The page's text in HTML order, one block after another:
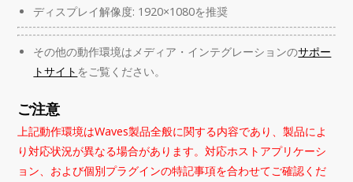
ディスプレイ解像度: 1920×1080を推奨
その他の動作環境はメディア・インテグレーションのサポー
トサイト をご覧ください。
ご注意
上記動作環境はWaves製品全般に関する内容であり、製品によ
り対応状況が異なる場合があります。対応ホストアプリケーシ
ョン、および個別プラグインの特記事項を合わせてご確認くだ